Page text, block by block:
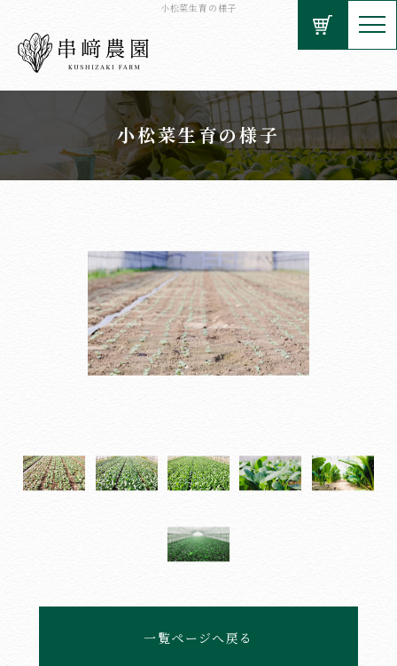
小松菜生育の様子
小松菜生育の様子
一覧ページへ戻る